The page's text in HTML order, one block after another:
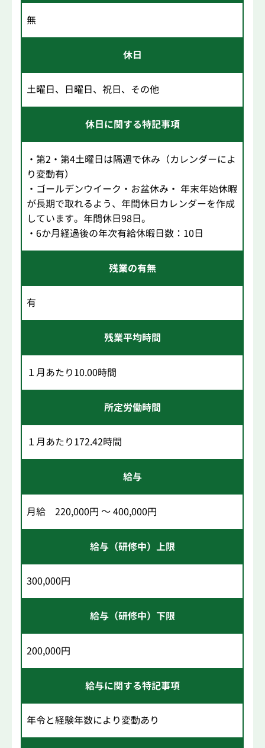
無
休日
土曜日、日曜日、祝日、その他
休日に関する特記事項
・第2・第4土曜日は隔週で休み（カレンダーによ
り変動有）
・ゴールデンウイーク・お盆休み・ 年末年始休暇
が長期で取れるよう、年間休日カレンダーを作成
しています。年間休日98日。
・6か月経過後の年次有給休暇日数：10日
残業の有無
有
残業平均時間
１月あたり10.00時間
所定労働時間
１月あたり172.42時間
給与
月給 220,000円 ～ 400,000円
給与（研修中）上限
300,000円
給与（研修中）下限
200,000円
給与に関する特記事項
年令と経験年数により変動あり